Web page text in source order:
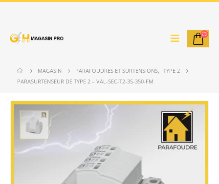
MAGASIN PARAFOUDRES ET SURTENSIONS, TYPE 2
PARASURTENSEUR DE TYPE 2 – VAL-SEC-T2-3S-350-FM